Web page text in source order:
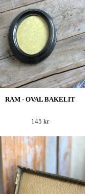
RAM - OVAL BAKELIT
145 kr